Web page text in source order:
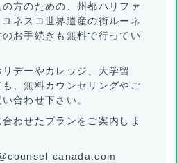
方のための、州都ハリファ
ネスコ世界遺産の街ルーネ
お手続きも無料で行ってい
デーやカレッジ、大学留
、無料カウンセリングやご
合わせ下さい。
わせたプランをご案内しま
canada.com